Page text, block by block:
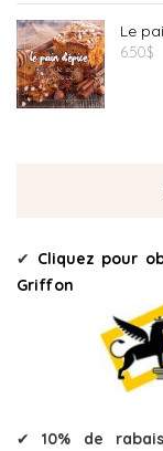
Le
6.50$
✔ Cliquez pour
Griffon
✔10% de rabais